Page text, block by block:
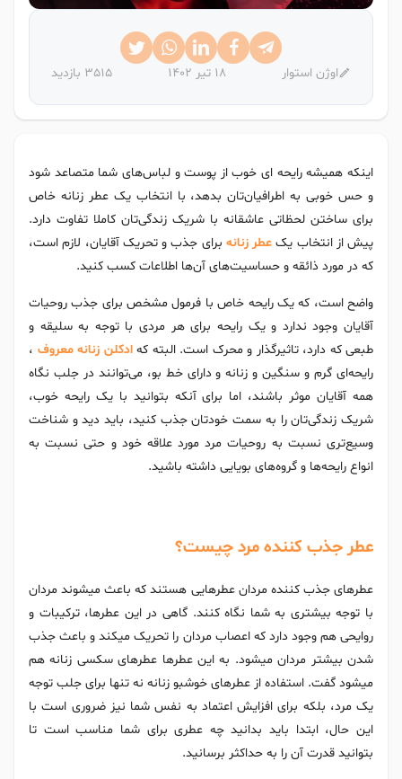
اوژن استوار 18 تیر 1402 3515 بازدید
اینکه همیشه رایحه ای خوب از پوست و لباس‌های شما متصاعد شود
و حس خوبی به اطرافیان‌تان بدهد، با انتخاب یک عطر زنانه خاص
برای ساختن لحظاتی عاشقانه با شریک زندگی‌تان کاملا تفاوت دارد.
پیش از انتخاب یک عطر زنانه برای جذب و تحریک آقایان، لازم است،
که در مورد ذائقه و حساسیت‌های آن‌ها اطلاعات کسب کنید.
واضح است، که یک رایحه خاص با فرمول مشخص برای جذب روحیات
آقایان وجود ندارد و یک رایحه برای هر مردی با توجه به سلیقه و
طبعی که دارد، تاثیرگذار و محرک است. البته کهادکلن زنانه معروف ،
رایحه‌ای گرم و سنگین و زنانه و دارای خط بو، می‌توانند در جلب نگاه
همه آقایان موثر باشند، اما برای آنکه بتوانید با یک رایحه خوب،
شریک زندگی‌تان را به سمت خودتان جذب کنید، باید دید و شناخت
وسیع‌تری نسبت به روحیات مرد مورد علاقه خود و حتی نسبت به
انواع رایحه‌ها و گروه‌های بویایی داشته باشید.
عطر جذب کننده مرد چیست؟
عطرهای جذب کننده مردان عطرهایی هستند که باعث میشوند مردان
با توجه بیشتری به شما نگاه کنند. گاهی در این عطرها، ترکیبات و
روایحی هم وجود دارد که اعصاب مردان را تحریک میکند و باعث جذب
شدن بیشتر مردان میشود. به این عطرها عطرهای سکسی زنانه هم
میشود گفت. استفاده از عطرهای خوشبو زنانه نه تنها برای جلب توجه
یک مرد، بلکه برای افزایش اعتماد به نفس شما نیز ضروری است با
این حال، ابتدا باید بدانید چه عطری برای شما مناسب است تا
بتوانید قدرت آن را به حداکثر برسانید.